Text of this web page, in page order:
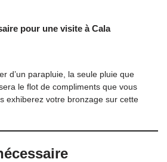
pour une visite à Cala
d’un parapluie, la seule pluie que
le flot de compliments que vous
exhiberez votre bronzage sur cette